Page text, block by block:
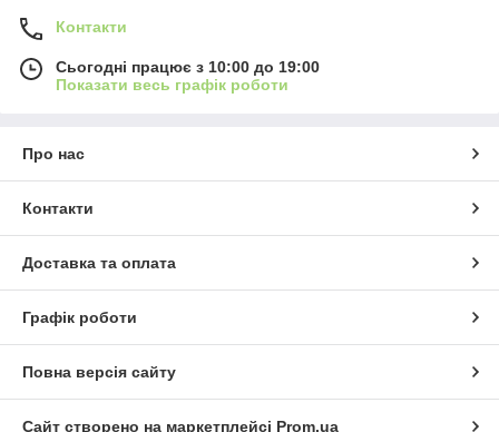
Контакти
Сьогодні працює з 10:00 до 19:00
Показати весь графік роботи
Про нас
Контакти
Доставка та оплата
Графік роботи
Повна версія сайту
Сайт створено на маркетплейсі Prom.ua